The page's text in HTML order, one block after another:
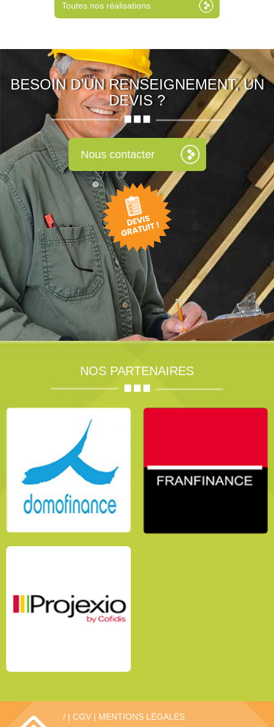
Toutes nos réalisations
BESOIN D’UN RENSEIGNEMENT, UN
DEVIS ?
Nous contacter
NOS PARTENAIRES
/ | CGV | MENTIONS LÉGALES